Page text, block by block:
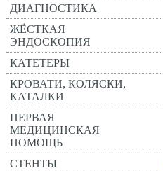
ДИАГНОСТИКА
ЖЁСТКАЯ
ЭНДОСКОПИЯ
КАТЕТЕРЫ
КРОВАТИ, КОЛЯСКИ,
КАТАЛКИ
ПЕРВАЯ
МЕДИЦИНСКАЯ
ПОМОЩЬ
СТЕНТЫ